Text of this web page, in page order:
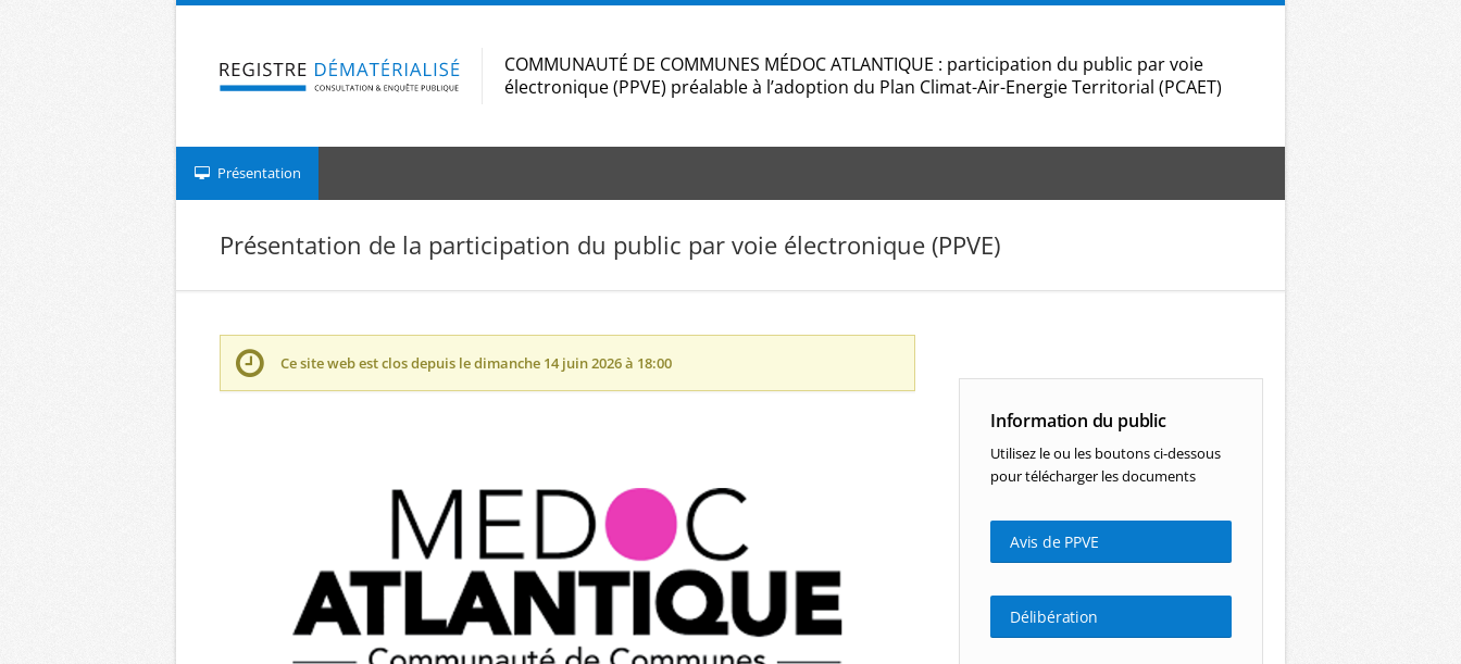
Aller au contenu
COMMUNAUTÉ DE COMMUNES MÉDOC ATLANTIQUE : participation du public par voie
électronique (PPVE) préalable à l’adoption du Plan Climat-Air-Energie Territorial (PCAET)
Présentation
Présentation de la participation du public par voie électronique (PPVE)
Ce site web est clos depuis ledimanche 14 juin 2026 à 18:00
Information du public
Utilisez le ou les boutons ci-dessous
pour télécharger les documents
Avis de PPVE
Délibération